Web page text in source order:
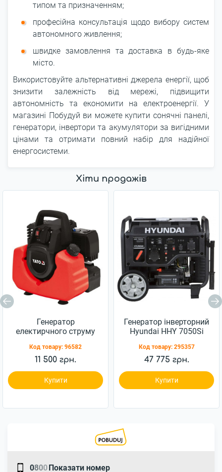
типом та призначенням;
професійна консультація щодо вибору систем
автономного живлення;
швидке замовлення та доставка в будь-яке
місто.
Використовуйте альтернативні джерела енергії, щоб
знизити залежність від мережі, підвищити
автономність та економити на електроенергії. У
магазині Побудуй ви можете купити сонячні панелі,
генератори, інвертори та акумулятори за вигідними
цінами та отримати повний набір для надійної
енергосистеми.
Хіти продажів
Генератор
електирчного струму
бензиновий (YT-85481)
Код товару: 96582
11 500 грн.
Купити
Генератор інверторний
Hyundai HHY 7050Si
Код товару: 295357
47 775 грн.
Купити
0800Показати номер